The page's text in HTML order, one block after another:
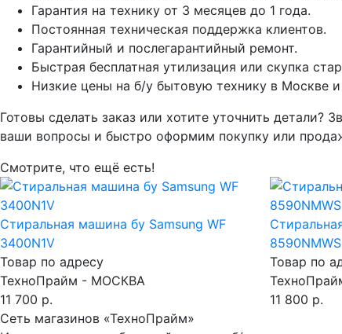
Гарантия на технику от 3 месяцев до 1 года.
Постоянная техническая поддержка клиентов.
Гарантийный и послегарантийный ремонт.
Быстрая бесплатная утилизация или скупка
Низкие цены на б/у бытовую технику в Москве
Готовы сделать заказ или хотите уточнить детали?
ваши вопросы и быстро оформим покупку или
Смотрите, что ещё есть!
Стиральная машина бу Samsung WF
3400N1V
Товар по адресу
ТехноПрайм - МОСКВА
11 700 р.
8590NMWS
Товар по
11 800 р.
Сеть магазинов «ТехноПрайм»